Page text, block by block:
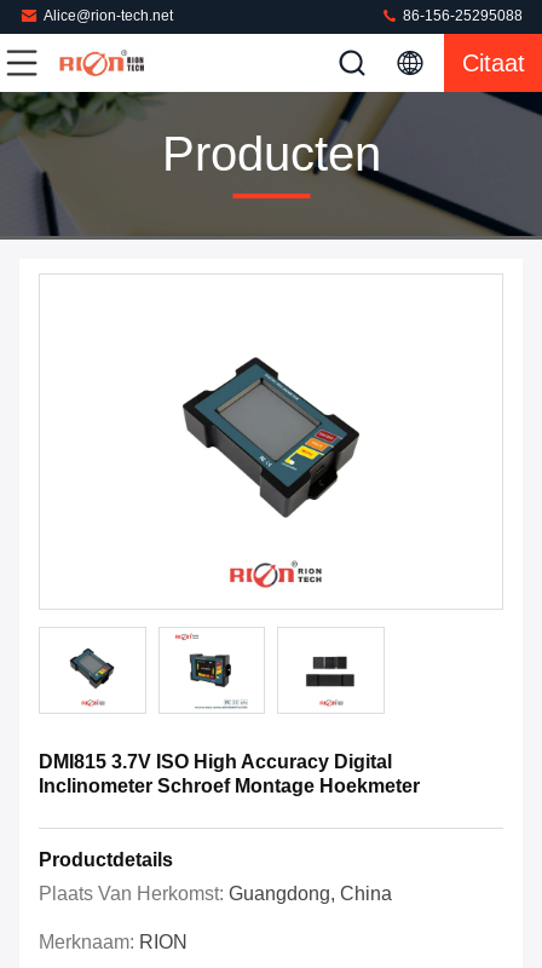
Alice@rion-tech.net 86-156-25295088
Citaat
Producten
DMI815 3.7V ISO High Accuracy Digital
Inclinometer Schroef Montage Hoekmeter
Productdetails
Plaats Van Herkomst: Guangdong, China
Merknaam: RION